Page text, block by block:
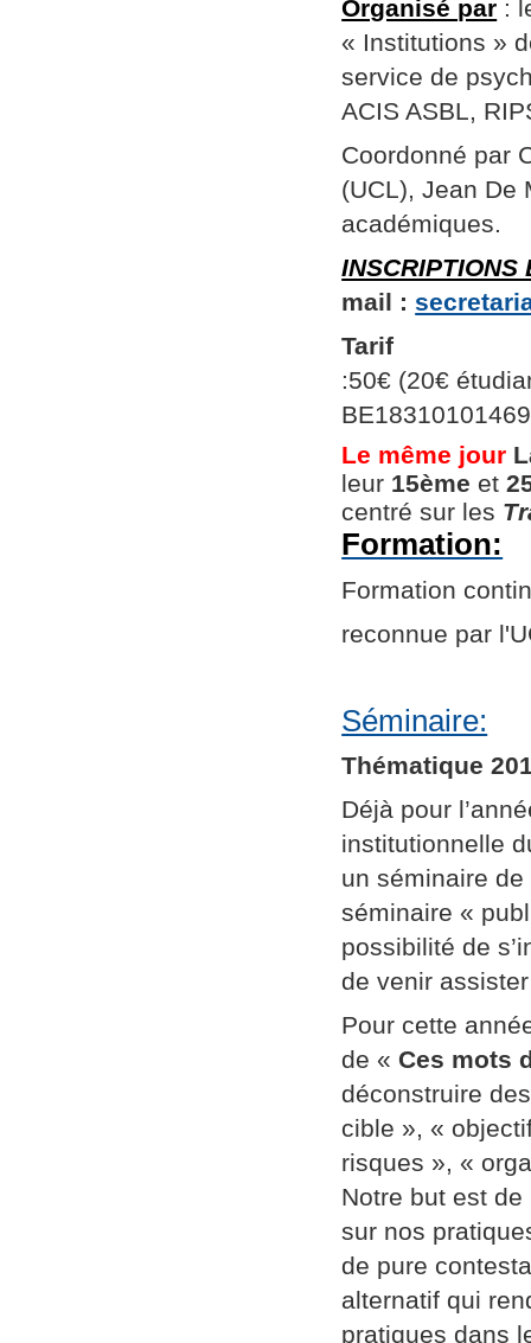
Organisé par :
« Institutions »
service de
ACIS ASBL,
Coordonné par
(UCL), Jean De
académiques.
INSCRIPTIONS
mail :
Tarif
:50€ (20€
Le même jour
leur 15ème et
centré sur les
Formation:
Formation
reconnue par
Séminaire:
Thématique
Déjà pour
institutionnelle
un séminaire
séminaire «
possibilité de
de venir
Pour cette
de « Ces mots
déconstruire
cible », «
risques », «
Notre but est de
sur nos
de pure
alternatif qui
pratiques dans